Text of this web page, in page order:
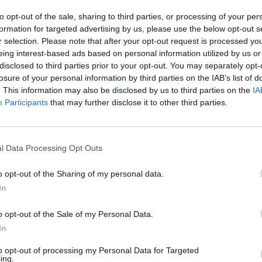
opt-out of the sale, sharing to third parties, or processing of your
for targeted advertising by us, please use the below opt-out
selection. Please note that after your opt-out request is processed
interest-based ads based on personal information utilized by us
to third parties prior to your opt-out. You may separately
of your personal information by third parties on the IAB’s list of
This information may also be disclosed by us to third parties on the
Participants that may further disclose it to other third parties.
Data Processing Opt Outs
opt-out of the Sharing of my personal data.
opt-out of the Sale of my Personal Data.
opt-out of processing my Personal Data for Targeted
η υπερβολή αποτελεί το raison d’ etre
τα πιο αξιοσημείωτα ρεκόρ της ποπ